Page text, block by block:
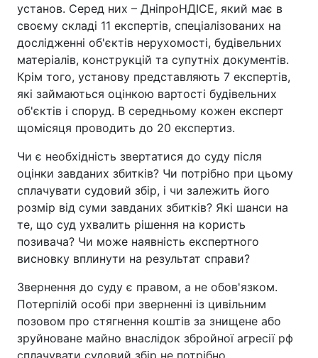
установ. Серед них – ДніпроНДІСЕ, який має в
своєму складі 11 експертів, спеціалізованих на
дослідженні об'єктів нерухомості, будівельних
матеріалів, конструкцій та супутніх документів.
Крім того, установу представляють 7 експертів,
які займаються оцінкою вартості будівельних
об'єктів і споруд. В середньому кожен експерт
щомісяця проводить до 20 експертиз.
Чи є необхідність звертатися до суду після
оцінки завданих збитків? Чи потрібно при цьому
сплачувати судовий збір, і чи залежить його
розмір від суми завданих збитків? Які шанси на
те, що суд ухвалить рішення на користь
позивача? Чи може наявність експертного
висновку вплинути на результат справи?
Звернення до суду є правом, а не обов'язком.
Потерпілій особі при зверненні із цивільним
позовом про стягнення коштів за знищене або
зруйноване майно внаслідок збройної агресії рф
сплачувати судовий збір не потрібно.